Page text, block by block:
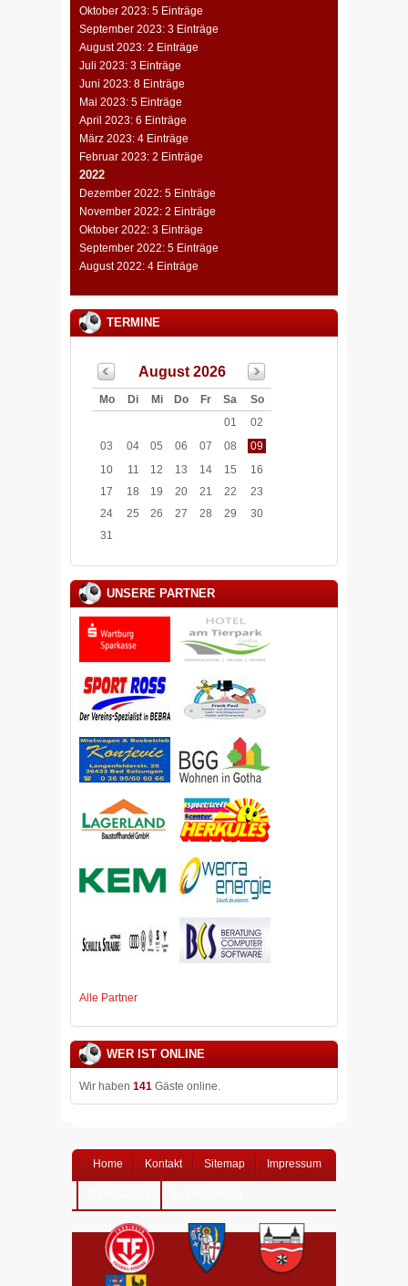
Oktober 2023: 5 Einträge
September 2023: 3 Einträge
August 2023: 2 Einträge
Juli 2023: 3 Einträge
Juni 2023: 8 Einträge
Mai 2023: 5 Einträge
April 2023: 6 Einträge
März 2023: 4 Einträge
Februar 2023: 2 Einträge
2022
Dezember 2022: 5 Einträge
November 2022: 2 Einträge
Oktober 2022: 3 Einträge
September 2022: 5 Einträge
August 2022: 4 Einträge
TERMINE
August 2026
Mo Di Mi Do Fr Sa
So
01
02
03
04 05 06 07 08
09
10
11 12 13 14 15
16
17
18 19 20 21 22
23
24
25 26 27 28 29
30
31
UNSERE PARTNER
Alle Partner
WER IST ONLINE
Wir haben 141 Gäste online.
Home Kontakt Sitemap Impressum